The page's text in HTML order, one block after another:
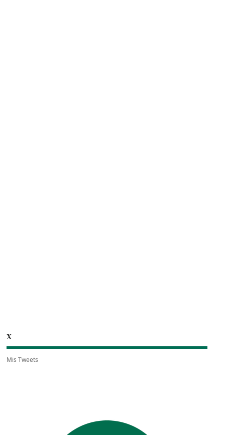
X
Mis Tweets